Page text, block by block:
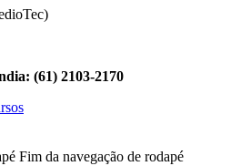
(61) 2103-2170
Fim da navegação de rodapé